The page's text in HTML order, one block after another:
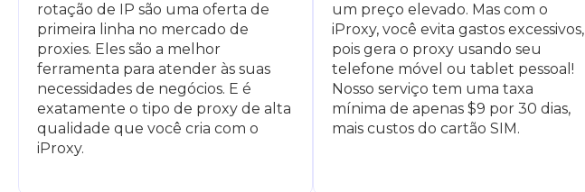
rotação de IP são uma oferta de
primeira linha no mercado de
proxies. Eles são a melhor
ferramenta para atender às suas
necessidades de negócios. E é
exatamente o tipo de proxy de alta
qualidade que você cria com o
iProxy.
um preço elevado. Mas com o
iProxy, você evita gastos excessivos,
pois gera o proxy usando seu
telefone móvel ou tablet pessoal!
Nosso serviço tem uma taxa
mínima de apenas $9 por 30 dias,
mais custos do cartão SIM.